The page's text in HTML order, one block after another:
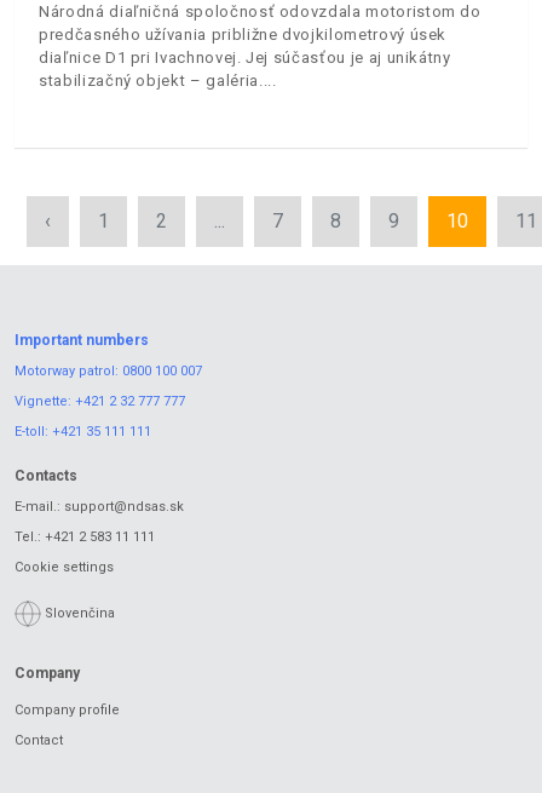
Národná diaľničná spoločnosť odovzdala motoristom do
predčasného užívania približne dvojkilometrový úsek
diaľnice D1 pri Ivachnovej. Jej súčasťou je aj unikátny
stabilizačný objekt – galéria.
‹ 1 2 ... 7 8 9 10 11
Important numbers
Motorway patrol: 0800 100 007
Vignette: +421 2 32 777 777
E-toll: +421 35 111 111
Contacts
E-mail.: support@ndsas.sk
Tel.: +421 2 583 11 111
Cookie settings
Slovenčina
Company
Company profile
Contact